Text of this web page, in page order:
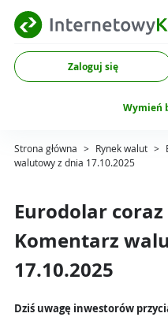
Zaloguj się
Wymień
Strona główna > Rynek walut >
walutowy z dnia 17.10.2025
Eurodolar coraz
Komentarz
17.10.2025
Dziś uwagę inwestorów